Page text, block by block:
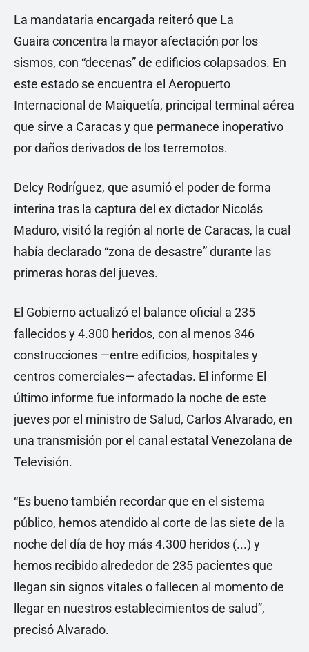
La mandataria encargada reiteró que La
Guaira concentra la mayor afectación por los
sismos, con “decenas” de edificios colapsados. En
este estado se encuentra el Aeropuerto
Internacional de Maiquetía, principal terminal aérea
que sirve a Caracas y que permanece inoperativo
por daños derivados de los terremotos.
Delcy Rodríguez, que asumió el poder de forma
interina tras la captura del ex dictador Nicolás
Maduro, visitó la región al norte de Caracas, la cual
había declarado “zona de desastre” durante las
primeras horas del jueves.
El Gobierno actualizó el balance oficial a 235
fallecidos y 4.300 heridos, con al menos 346
construcciones —entre edificios, hospitales y
centros comerciales— afectadas. El informe El
último informe fue informado la noche de este
jueves por el ministro de Salud, Carlos Alvarado, en
una transmisión por el canal estatal Venezolana de
Televisión.
“Es bueno también recordar que en el sistema
público, hemos atendido al corte de las siete de la
noche del día de hoy más 4.300 heridos (...) y
hemos recibido alrededor de 235 pacientes que
llegan sin signos vitales o fallecen al momento de
llegar en nuestros establecimientos de salud”,
precisó Alvarado.